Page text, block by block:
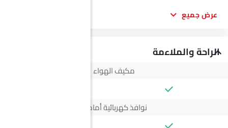
عرض جميع
الراحة والملاءمة
مكيف الهواء
نوافذ كهربائية أمامية